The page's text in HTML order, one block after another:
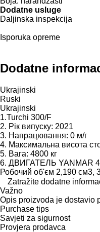
Dodatne usluge
Daljinska inspekcija
Isporuka opreme
Dodatne
Ukrajinski
Ruski
Ukrajinski
1.Turchi 300/F
2. Рік випуску: 2021
3. Напрацювання: 0 м/г
4. Максимальна висота
5. Вага: 4800 кг
6. ДВИГАТЕЛЬ YANMAR
Робочий об'єм 2,190 см3,
Zatražite dodatne
Važno
Opis proizvoda je dostavio
Purchase tips
Savjeti za sigurnost
Provjera prodavca